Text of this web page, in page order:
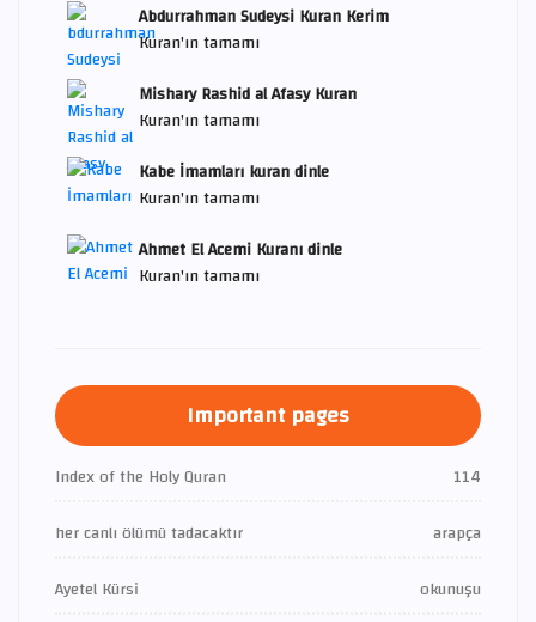
Abdurrahman Sudeysi Kuran Kerim
Kuran'ın tamamı
Mishary Rashid al Afasy Kuran
Kuran'ın tamamı
Kabe İmamları kuran dinle
Kuran'ın tamamı
Ahmet El Acemi Kuranı dinle
Kuran'ın tamamı
Important pages
Index of the Holy Quran
114
her canlı ölümü tadacaktır
arapça
Ayetel Kürsi
okunuşu